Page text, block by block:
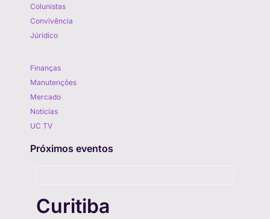
Colunistas
Convivência
Júridico
Finanças
Manutenções
Mercado
Notícias
UC TV
Próximos eventos
Curitiba